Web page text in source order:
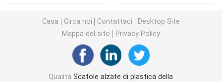
Vassoio del germoglio del seme
Piantina Tray Stand
Casa Circa noi Contattaci
Desktop Site
Mappa del sito
Privacy Policy
QualitàScatole alzate di plastica della